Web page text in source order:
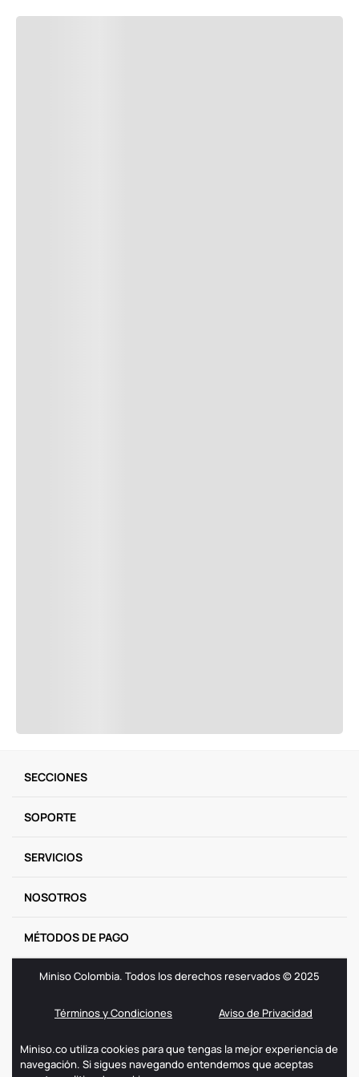
SECCIONES
SOPORTE
SERVICIOS
NOSOTROS
MÉTODOS DE PAGO
Miniso Colombia. Todos los derechos reservados © 2025
Términos y Condiciones Aviso de Privacidad
Miniso.co utiliza cookies para que tengas la mejor experiencia de
navegación. Si sigues navegando entendemos que aceptas